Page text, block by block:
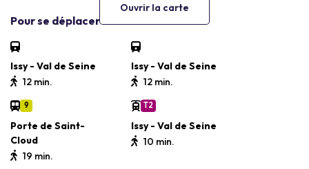
Ouvrir la carte
Pour se déplacer
Issy - Val de Seine
12 min.
Issy - Val de Seine
12 min.
9
Porte de Saint-
Cloud
19 min.
T2
Issy - Val de Seine
10 min.